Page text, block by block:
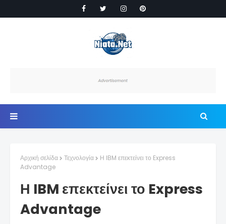
Αρχική σελίδα Τεχνολογία
Η IBM επεκτείνει το Express
Advantage
Η IBM επεκτείνει το Express
Advantage